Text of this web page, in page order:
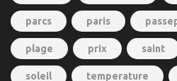
parcs paris
plage prix saint
soleil temperature